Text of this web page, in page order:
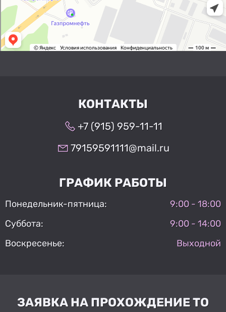
КОНТАКТЫ
+7 (915) 959-11-11
79159591111@mail.ru
ГРАФИК РАБОТЫ
Понедельник-пятница:
9:00 - 18:00
Суббота:
9:00 - 14:00
Воскресенье:
Выходной
ЗАЯВКА НА ПРОХОЖДЕНИЕ ТО